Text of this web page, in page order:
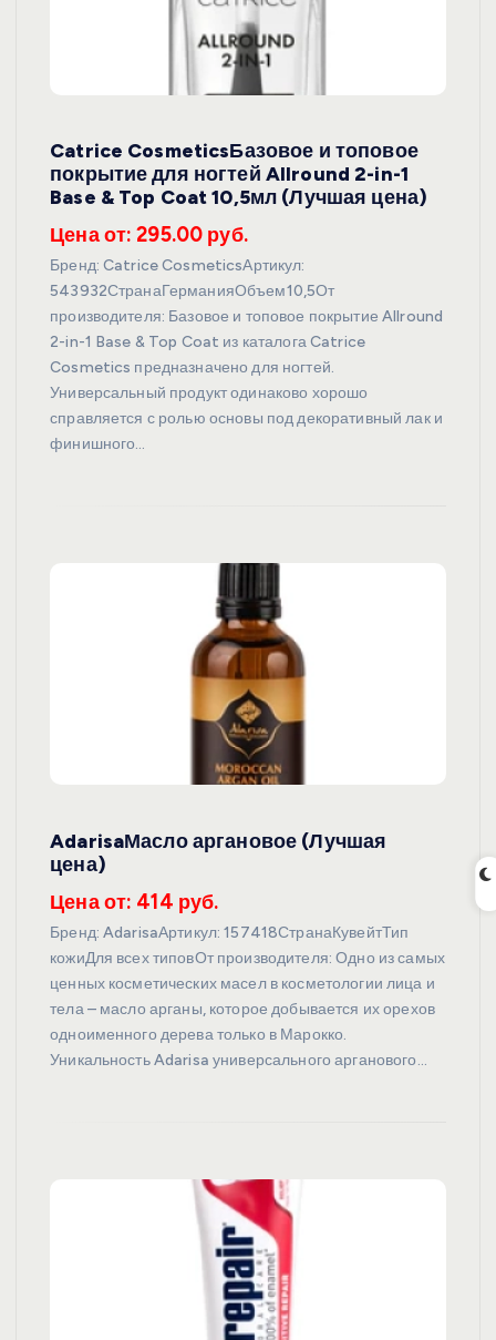
Catrice CosmeticsБазовое и топовое
покрытие для ногтей Allround 2-in-1
Base & Top Coat 10,5мл (Лучшая цена)
Цена от: 295.00 руб.
Бренд: Catrice CosmeticsАртикул:
543932СтранаГерманияОбъем10,5От
производителя: Базовое и топовое покрытие Allround
2-in-1 Base & Top Coat из каталога Catrice
Cosmetics предназначено для ногтей.
Универсальный продукт одинаково хорошо
справляется с ролью основы под декоративный лак и
финишного…
AdarisaМасло аргановое (Лучшая
цена)
Цена от: 414 руб.
Бренд: AdarisaАртикул: 157418СтранаКувейтТип
кожиДля всех типовОт производителя: Одно из самых
ценных косметических масел в косметологии лица и
тела – масло арганы, которое добывается их орехов
одноименного дерева только в Марокко.
Уникальность Adarisa универсального арганового…